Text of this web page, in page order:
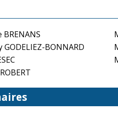
BRENANS
GODELIEZ-BONNARD